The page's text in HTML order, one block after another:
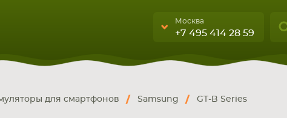
Москва
+7 495 414 28 59
для смартфонов Samsung GT-B Series